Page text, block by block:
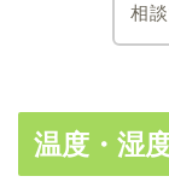
相
温度・湿